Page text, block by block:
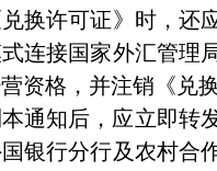
换许可证》时，还
连接国家外汇管理
资格，并注销《兑换
通知后，应立即转
银行分行及农村合